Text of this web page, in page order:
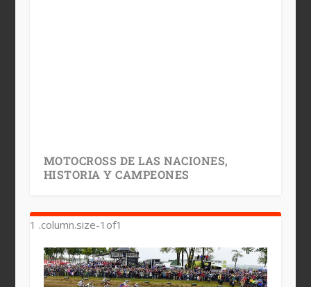
MOTOCROSS DE LAS NACIONES,
HISTORIA Y CAMPEONES